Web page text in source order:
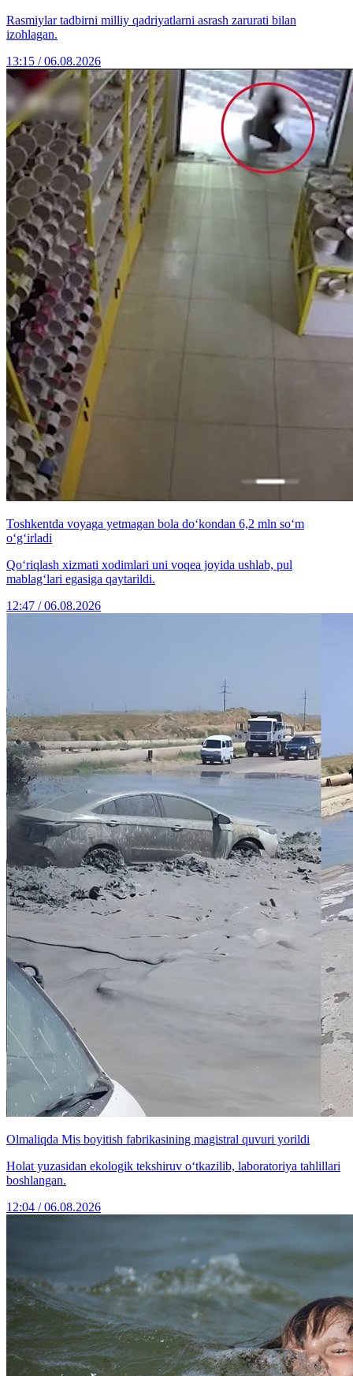
Rasmiylar tadbirni milliy qadriyatlarni asrash zarurati bilan
izohlagan.
13:15 / 06.08.2026
Toshkentda voyaga yetmagan bola do‘kondan 6,2 mln so‘m
o‘g‘irladi
Qo‘riqlash xizmati xodimlari uni voqea joyida ushlab, pul
mablag‘lari egasiga qaytarildi.
12:47 / 06.08.2026
Olmaliqda Mis boyitish fabrikasining magistral quvuri yorildi
Holat yuzasidan ekologik tekshiruv o‘tkazilib, laboratoriya tahlillari
boshlangan.
12:04 / 06.08.2026